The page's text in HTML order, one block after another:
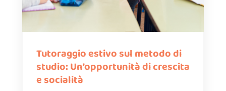
Tutoraggio estivo sul metodo di
studio: Un’opportunità di crescita
e socialità